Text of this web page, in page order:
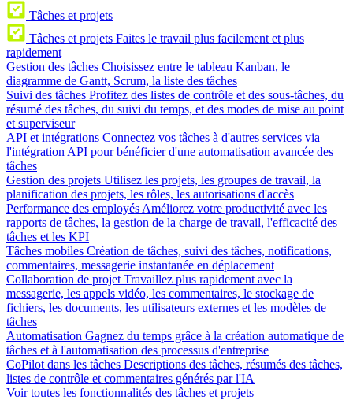
Tâches et projets
Tâches et projets Faites le travail plus facilement et plus
rapidement
Gestion des tâches Choisissez entre le tableau Kanban, le
diagramme de Gantt, Scrum, la liste des tâches
Suivi des tâches Profitez des listes de contrôle et des sous-tâches, du
résumé des tâches, du suivi du temps, et des modes de mise au point
et superviseur
API et intégrations Connectez vos tâches à d'autres services via
l'intégration API pour bénéficier d'une automatisation avancée des
tâches
Gestion des projets Utilisez les projets, les groupes de travail, la
planification des projets, les rôles, les autorisations d'accès
Performance des employés Améliorez votre productivité avec les
rapports de tâches, la gestion de la charge de travail, l'efficacité des
tâches et les KPI
Tâches mobiles Création de tâches, suivi des tâches, notifications,
commentaires, messagerie instantanée en déplacement
Collaboration de projet Travaillez plus rapidement avec la
messagerie, les appels vidéo, les commentaires, le stockage de
fichiers, les documents, les utilisateurs externes et les modèles de
tâches
Automatisation Gagnez du temps grâce à la création automatique de
tâches et à l'automatisation des processus d'entreprise
CoPilot dans les tâches Descriptions des tâches, résumés des tâches,
listes de contrôle et commentaires générés par l'IA
Voir toutes les fonctionnalités des tâches et projets